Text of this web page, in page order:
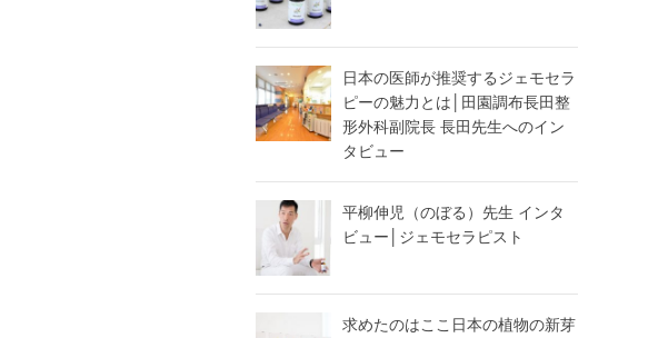
日本の医師が推奨するジェモセラ
ピーの魅力とは│田園調布長田整
形外科副院長 長田先生へのイン
タビュー
平柳伸児（のぼる）先生 インタ
ビュー│ジェモセラピスト
求めたのはここ日本の植物の新芽